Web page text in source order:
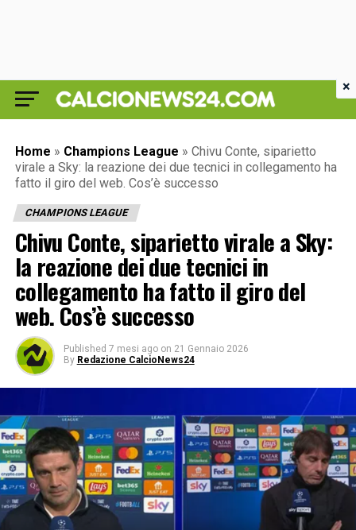
Home » Champions League » Chivu Conte, siparietto
virale a Sky: la reazione dei due tecnici in collegamento ha
fatto il giro del web. Cos’è successo
CHAMPIONS LEAGUE
Chivu Conte, siparietto virale a Sky:
la reazione dei due tecnici in
collegamento ha fatto il giro del
web. Cos’è successo
Published 7 mesi ago on 21 Gennaio 2026
By Redazione CalcioNews24
×